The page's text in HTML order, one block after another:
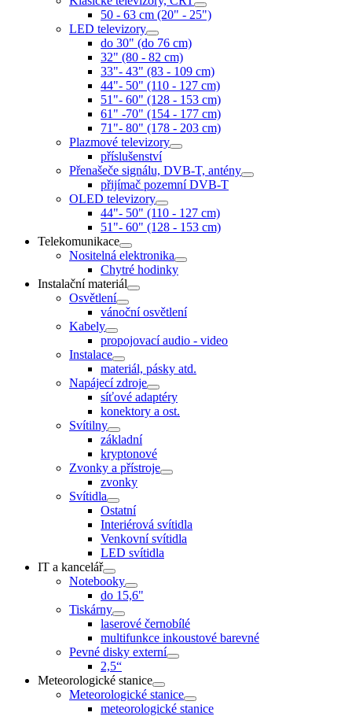
50 - 63 cm (20" - 25")
LED televizory
do 30" (do 76 cm)
32" (80 - 82 cm)
33"- 43" (83 - 109 cm)
44"- 50" (110 - 127 cm)
51"- 60" (128 - 153 cm)
61" -70" (154 - 177 cm)
71"- 80" (178 - 203 cm)
Plazmové televizory
příslušenství
Přenašeče signálu, DVB-T, antény
přijímač pozemní DVB-T
OLED televizory
44"- 50" (110 - 127 cm)
51"- 60" (128 - 153 cm)
Telekomunikace
Nositelná elektronika
Chytré hodinky
Instalační materiál
Osvětlení
vánoční osvětlení
Kabely
propojovací audio - video
Instalace
materiál, pásky atd.
Napájecí zdroje
síťové adaptéry
konektory a ost.
Svítilny
základní
kryptonové
Zvonky a přístroje
zvonky
Svítidla
Ostatní
Interiérová svítidla
Venkovní svítidla
LED svítidla
IT a kancelář
Notebooky
do 15,6"
Tiskárny
laserové černobílé
multifunkce inkoustové barevné
Pevné disky externí
2,5“
Meteorologické stanice
Meteorologické stanice
meteorologické stanice